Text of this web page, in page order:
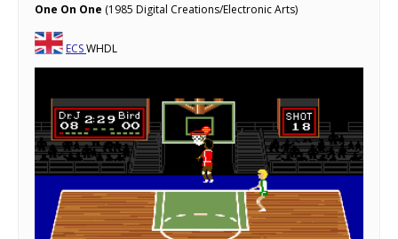
One On One (1985 Digital Creations/Electronic Arts)
ECSWHDL